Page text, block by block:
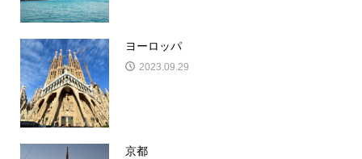
ヨーロッパ
2023.09.29
京都